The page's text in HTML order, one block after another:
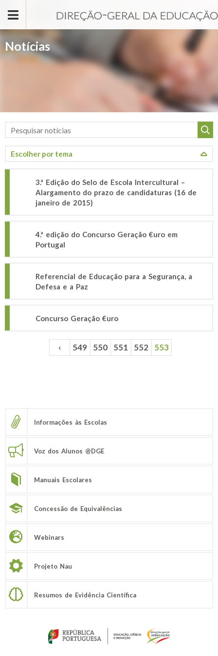
Notícias
3.ª Edição do Selo de Escola Intercultural –
Alargamento do prazo de candidaturas (16 de
janeiro de 2015)
4.ª edição do Concurso Geração €uro em
Portugal
Referencial de Educação para a Segurança, a
Defesa e a Paz
Concurso Geração €uro
‹ 549 550 551 552 553
Informações às Escolas
Voz dos Alunos @DGE
Manuais Escolares
Concessão de Equivalências
Webinars
Projeto Nau
Resumos de Evidência Científica